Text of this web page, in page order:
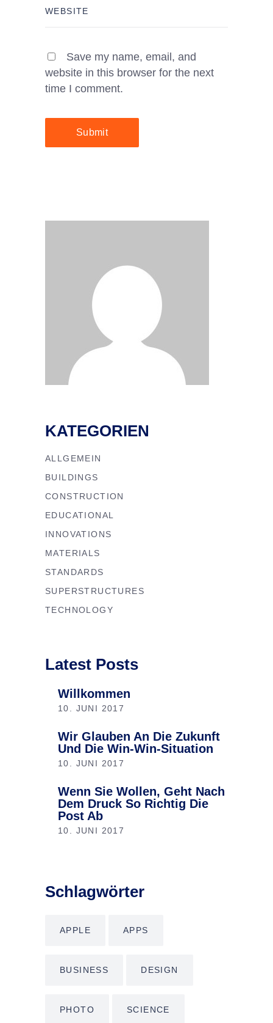
Save my name, email, and
website in this browser for the next
time I comment.
Submit
KATEGORIEN
ALLGEMEIN
BUILDINGS
CONSTRUCTION
EDUCATIONAL
INNOVATIONS
MATERIALS
STANDARDS
SUPERSTRUCTURES
TECHNOLOGY
Latest Posts
Willkommen
10. JUNI 2017
Wir Glauben An Die Zukunft
Und Die Win-Win-Situation
10. JUNI 2017
Wenn Sie Wollen, Geht Nach
Dem Druck So Richtig Die
Post Ab
10. JUNI 2017
Schlagwörter
APPLE APPS
BUSINESS DESIGN
PHOTO SCIENCE